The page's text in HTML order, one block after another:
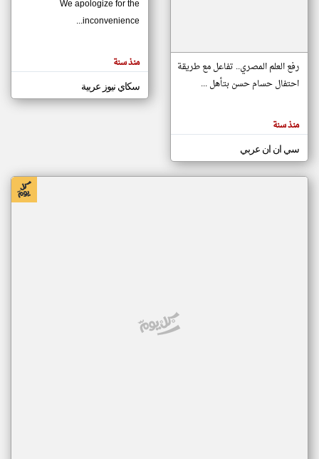
مصادر الأخبار من موريتانيا
اخبار موريتانيا على مدار الساعة
أهم اخبار موريتانيا العاجلة والمباشرة
المقالات
الموجوده
هنا عن
رفع العلم المصري.. تفاعل مع طريقة
احتفال حسام حسن بتأهل ...
منذ سنة
سي ان ان عربي
We apologize for the
inconvenience...
منذ سنة
سكاي نيوز عربية
klyoum.com